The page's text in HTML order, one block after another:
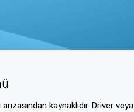
kaynaklıdır. Driver veya